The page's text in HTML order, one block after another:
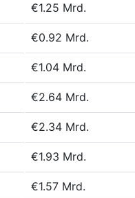
€1.25 Mrd.
€0.92 Mrd.
€1.04 Mrd.
€2.64 Mrd.
€2.34 Mrd.
€1.93 Mrd.
€1.57 Mrd.